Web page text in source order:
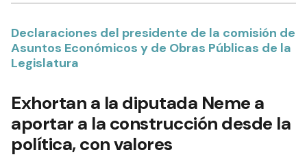
Declaraciones del presidente de la comisión de
Asuntos Económicos y de Obras Públicas de la
Legislatura
Exhortan a la diputada Neme a
aportar a la construcción desde la
política, con valores